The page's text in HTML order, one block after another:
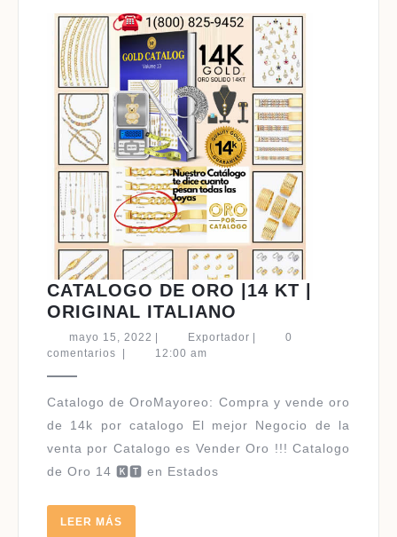
CATALOGO DE ORO |14 KT |
ORIGINAL ITALIANO
DE
KT
ORIGINAL
mayo 15, 2022 mayo
15,
ExportadorExportador
0
comentarios
12:00 am
de 14k por catalogo El mejor Negocio de la
venta por Catalogo es Vender Oro !!! Catalogo
de Oro 14 🅺🆃 en Estados
LEER MÁS